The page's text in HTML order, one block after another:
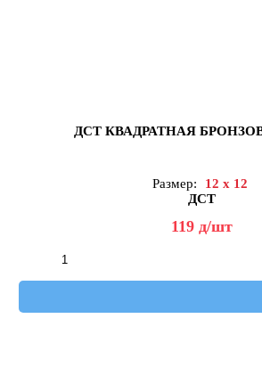
ДСТ КВАДРАТНАЯ
Размер:
12 x 12
ДСТ
119 д/шт